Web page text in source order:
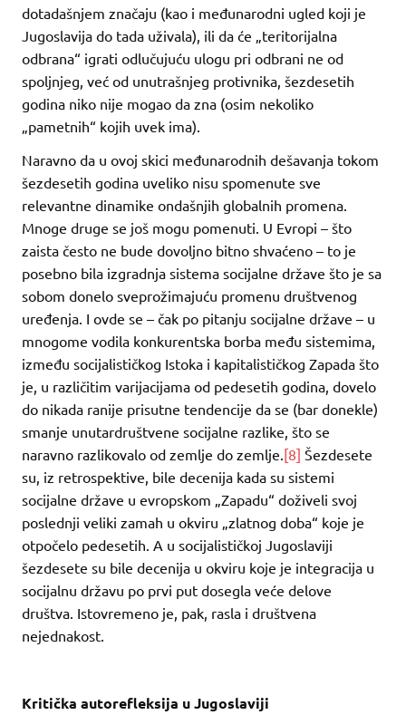
dotadašnjem značaju (kao i međunarodni ugled koji je
Jugoslavija do tada uživala), ili da će „teritorijalna
odbrana“ igrati odlučujuću ulogu pri odbrani ne od
spoljnjeg, već od unutrašnjeg protivnika, šezdesetih
godina niko nije mogao da zna (osim nekoliko
„pametnih“ kojih uvek ima).
Naravno da u ovoj skici međunarodnih dešavanja tokom
šezdesetih godina uveliko nisu spomenute sve
relevantne dinamike ondašnjih globalnih promena.
Mnoge druge se još mogu pomenuti. U Evropi – što
zaista često ne bude dovoljno bitno shvaćeno – to je
posebno bila izgradnja sistema socijalne države što je sa
sobom donelo sveprožimajuću promenu društvenog
uređenja. I ovde se – čak po pitanju socijalne države – u
mnogome vodila konkurentska borba među sistemima,
između socijalističkog Istoka i kapitalističkog Zapada što
je, u različitim varijacijama od pedesetih godina, dovelo
do nikada ranije prisutne tendencije da se (bar donekle)
smanje unutardruštvene socijalne razlike, što se
naravno razlikovalo od zemlje do zemlje. [8] Šezdesete
su, iz retrospektive, bile decenija kada su sistemi
socijalne države u evropskom „Zapadu“ doživeli svoj
poslednji veliki zamah u okviru „zlatnog doba“ koje je
otpočelo pedesetih. A u socijalističkoj Jugoslaviji
šezdesete su bile decenija u okviru koje je integracija u
socijalnu državu po prvi put dosegla veće delove
društva. Istovremeno je, pak, rasla i društvena
nejednakost.
Kritička autorefleksija u Jugoslaviji